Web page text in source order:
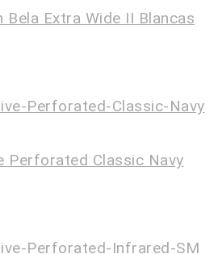
Bela Extra Wide II Blancas
Perforated Classic Navy